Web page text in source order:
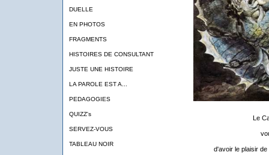
DUELLE
EN PHOTOS
FRAGMENTS
HISTOIRES DE CONSULTANT
JUSTE UNE HISTOIRE
LA PAROLE EST A...
PEDAGOGIES
QUIZZ's
SERVEZ-VOUS
TABLEAU NOIR
Le
d'avoir le plaisir